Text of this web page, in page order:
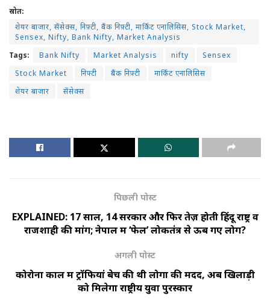
स्रोत:
शेयर बाजार, सेंसेक्स, निफ़्टी, बैंक निफ़्टी, मार्किट एनालिसिस, Stock Market,
Sensex, Nifty, Bank Nifty, Market Analysis
Tags:
Bank Nifty Market Analysis nifty
Sensex
Stock Market
निफ्टी बैंक निफ़्टी
मार्किट एनालिसिस
शेयर बाजार
सेंसेक्स
पिछली पोस्ट
EXPLAINED: 17 साल, 14 सरकारें और फिर तेज़ होती हिंदू राष्ट्र व
राजशाही की मांग; नेपाल में ‘फेल’ लोकतंत्र से ऊब गए लोग?
अगली पोस्ट
कोरोना काल में ट्रॉफियां बेच की थी लोगों की मदद, अब खिलाड़ी
को मिलेगा राष्ट्रीय युवा पुरस्कार